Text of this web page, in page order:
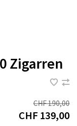
Zigarren
CHF 190,00
CHF 139,00